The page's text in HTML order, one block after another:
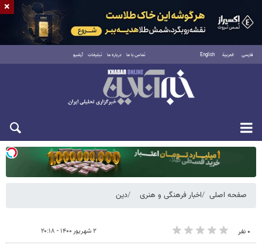
فارسی العربية English تماس با ما درباره ما تبلیغات آرشیو
یکشنبه ۱۸ مرداد ۱۴۰۵
صفحه اصلی اخبار فرهنگی و هنری دین
۰ نفر ۲ شهریور ۱۴۰۰ - ۲۰:۱۸
×